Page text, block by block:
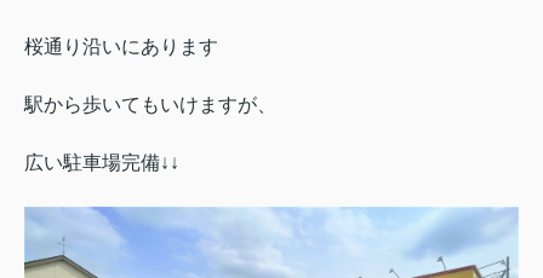
桜通り沿いにあります
駅から歩いてもいけますが、
広い駐車場完備↓↓